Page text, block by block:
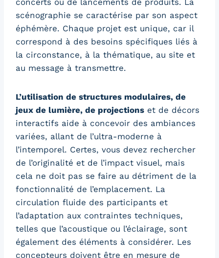
concerts ou de lancements de produits. La
scénographie se caractérise par son aspect
éphémère. Chaque projet est unique, car il
correspond à des besoins spécifiques liés à
la circonstance, à la thématique, au site et
au message à transmettre.
L’utilisation de structures modulaires, de
jeux de lumière, de projections et de décors
interactifs aide à concevoir des ambiances
variées, allant de l’ultra-moderne à
l’intemporel. Certes, vous devez rechercher
de l’originalité et de l’impact visuel, mais
cela ne doit pas se faire au détriment de la
fonctionnalité de l’emplacement. La
circulation fluide des participants et
l’adaptation aux contraintes techniques,
telles que l’acoustique ou l’éclairage, sont
également des éléments à considérer. Les
concepteurs doivent être en mesure de